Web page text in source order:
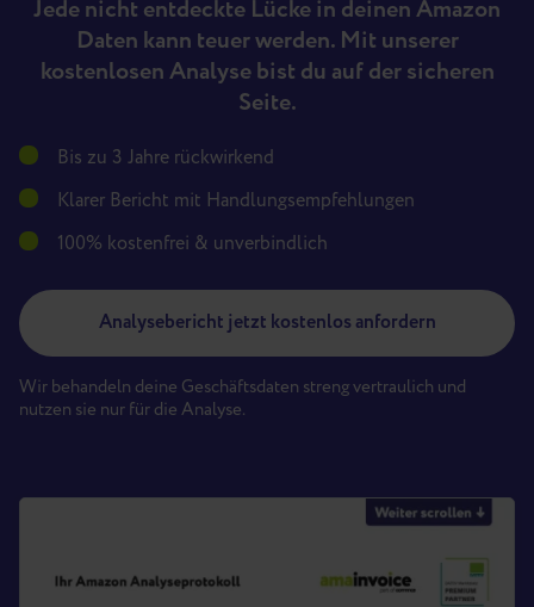
Jede nicht entdeckte Lücke in deinen Amazon
Daten kann teuer werden. Mit unserer
kostenlosen Analyse bist du auf der sicheren
Seite.
Bis zu 3 Jahre rückwirkend
Klarer Bericht mit Handlungsempfehlungen
100% kostenfrei & unverbindlich
Analysebericht jetzt kostenlos anfordern
Wir behandeln deine Geschäftsdaten streng vertraulich und
nutzen sie nur für die Analyse.